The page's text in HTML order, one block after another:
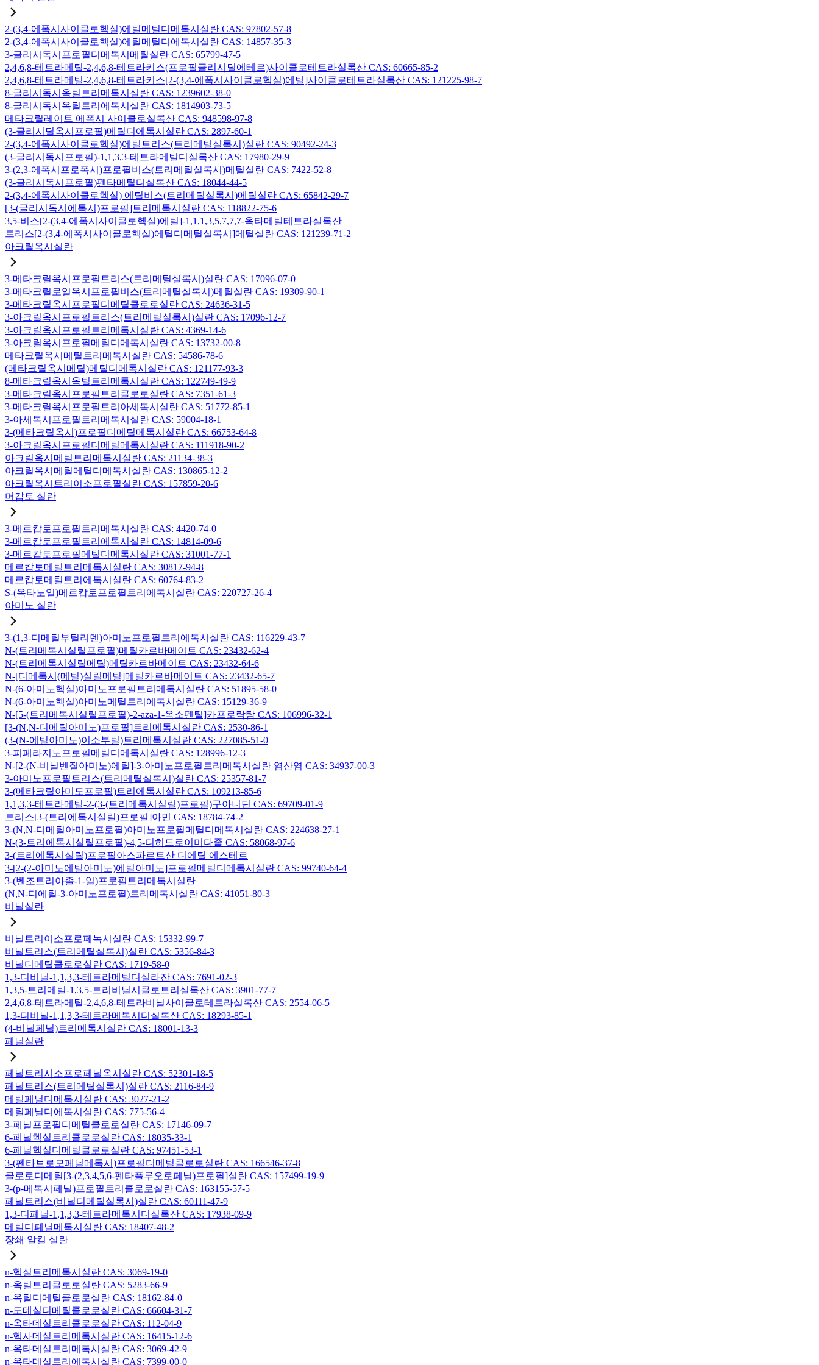
2-(3,4-에폭시사이클로헥실)에틸메틸디메톡시실란 CAS: 97802-57-8
2-(3,4-에폭시사이클로헥실)에틸메틸디에톡시실란 CAS: 14857-35-3
3-글리시독시프로필디메톡시메틸실란 CAS: 65799-47-5
2,4,6,8-테트라메틸-2,4,6,8-테트라키스(프로필글리시딜에테르)사이클로테트라실록산 CAS: 60665-85-2
2,4,6,8-테트라메틸-2,4,6,8-테트라키스[2-(3,4-에폭시사이클로헥실)에틸]사이클로테트라실록산 CAS: 121225-98-7
8-글리시독시옥틸트리메톡시실란 CAS: 1239602-38-0
8-글리시독시옥틸트리에톡시실란 CAS: 1814903-73-5
메타크릴레이트 에폭시 사이클로실록산 CAS: 948598-97-8
(3-글리시딜옥시프로필)메틸디에톡시실란 CAS: 2897-60-1
2-(3,4-에폭시사이클로헥실)에틸트리스(트리메틸실록시)실란 CAS: 90492-24-3
(3-글리시독시프로필)-1,1,3,3-테트라메틸디실록산 CAS: 17980-29-9
3-(2,3-에폭시프로폭시)프로필비스(트리메틸실록시)메틸실란 CAS: 7422-52-8
(3-글리시독시프로필)펜타메틸디실록산 CAS: 18044-44-5
2-(3,4-에폭시사이클로헥실) 에틸비스(트리메틸실록시)메틸실란 CAS: 65842-29-7
[3-(글리시독시에톡시)프로필]트리메톡시실란 CAS: 118822-75-6
3,5-비스[2-(3,4-에폭시사이클로헥실)에틸]-1,1,1,3,5,7,7,7-옥타메틸테트라실록산
트리스[2-(3,4-에폭시사이클로헥실)에틸디메틸실록시]메틸실란 CAS: 121239-71-2
아크릴옥시실란
3-메타크릴옥시프로필트리스(트리메틸실록시)실란 CAS: 17096-07-0
3-메타크릴로일옥시프로필비스(트리메틸실록시)메틸실란 CAS: 19309-90-1
3-메타크릴옥시프로필디메틸클로로실란 CAS: 24636-31-5
3-아크릴옥시프로필트리스(트리메틸실록시)실란 CAS: 17096-12-7
3-아크릴옥시프로필트리메톡시실란 CAS: 4369-14-6
3-아크릴옥시프로필메틸디메톡시실란 CAS: 13732-00-8
메타크릴옥시메틸트리메톡시실란 CAS: 54586-78-6
(메타크릴옥시메틸)메틸디메톡시실란 CAS: 121177-93-3
8-메타크릴옥시옥틸트리메톡시실란 CAS: 122749-49-9
3-메타크릴옥시프로필트리클로로실란 CAS: 7351-61-3
3-메타크릴옥시프로필트리아세톡시실란 CAS: 51772-85-1
3-아세톡시프로필트리메톡시실란 CAS: 59004-18-1
3-(메타크릴옥시)프로필디메틸메톡시실란 CAS: 66753-64-8
3-아크릴옥시프로필디메틸메톡시실란 CAS: 111918-90-2
아크릴옥시메틸트리메톡시실란 CAS: 21134-38-3
아크릴옥시메틸메틸디메톡시실란 CAS: 130865-12-2
아크릴옥시트리이소프로필실란 CAS: 157859-20-6
머캅토 실란
3-메르캅토프로필트리메톡시실란 CAS: 4420-74-0
3-메르캅토프로필트리에톡시실란 CAS: 14814-09-6
3-메르캅토프로필메틸디메톡시실란 CAS: 31001-77-1
메르캅토메틸트리메톡시실란 CAS: 30817-94-8
메르캅토메틸트리에톡시실란 CAS: 60764-83-2
S-(옥타노일)메르캅토프로필트리에톡시실란 CAS: 220727-26-4
아미노 실란
3-(1,3-디메틸부틸리덴)아미노프로필트리에톡시실란 CAS: 116229-43-7
N-(트리메톡시실릴프로필)메틸카르바메이트 CAS: 23432-62-4
N-(트리메톡시실릴메틸)메틸카르바메이트 CAS: 23432-64-6
N-[디메톡시(메틸)실릴메틸]메틸카르바메이트 CAS: 23432-65-7
N-(6-아미노헥실)아미노프로필트리메톡시실란 CAS: 51895-58-0
N-(6-아미노헥실)아미노메틸트리에톡시실란 CAS: 15129-36-9
N-[5-(트리메톡시실릴프로필)-2-aza-1-옥소펜틸]카프로락탐 CAS: 106996-32-1
[3-(N,N-디메틸아미노)프로필]트리메톡시실란 CAS: 2530-86-1
(3-(N-에틸아미노)이소부틸)트리메톡시실란 CAS: 227085-51-0
3-피페라지노프로필메틸디메톡시실란 CAS: 128996-12-3
N-[2-(N-비닐벤질아미노)에틸]-3-아미노프로필트리메톡시실란 염산염 CAS: 34937-00-3
3-아미노프로필트리스(트리메틸실록시)실란 CAS: 25357-81-7
3-(메타크릴아미도프로필)트리에톡시실란 CAS: 109213-85-6
1,1,3,3-테트라메틸-2-(3-(트리메톡시실릴)프로필)구아니딘 CAS: 69709-01-9
트리스[3-(트리에톡시실릴)프로필]아민 CAS: 18784-74-2
3-(N,N-디메틸아미노프로필)아미노프로필메틸디메톡시실란 CAS: 224638-27-1
N-(3-트리에톡시실릴프로필)-4,5-디히드로이미다졸 CAS: 58068-97-6
3-(트리에톡시실릴)프로필아스파르트산 디에틸 에스테르
3-[2-(2-아미노에틸아미노)에틸아미노]프로필메틸디메톡시실란 CAS: 99740-64-4
3-(벤조트리아졸-1-일)프로필트리메톡시실란
(N,N-디에틸-3-아미노프로필)트리메톡시실란 CAS: 41051-80-3
비닐실란
비닐트리이소프로페녹시실란 CAS: 15332-99-7
비닐트리스(트리메틸실록시)실란 CAS: 5356-84-3
비닐디메틸클로로실란 CAS: 1719-58-0
1,3-디비닐-1,1,3,3-테트라메틸디실라잔 CAS: 7691-02-3
1,3,5-트리메틸-1,3,5-트리비닐시클로트리실록산 CAS: 3901-77-7
2,4,6,8-테트라메틸-2,4,6,8-테트라비닐사이클로테트라실록산 CAS: 2554-06-5
1,3-디비닐-1,1,3,3-테트라메톡시디실록산 CAS: 18293-85-1
(4-비닐페닐)트리메톡시실란 CAS: 18001-13-3
페닐실란
페닐트리시소프로페닐옥시실란 CAS: 52301-18-5
페닐트리스(트리메틸실록시)실란 CAS: 2116-84-9
메틸페닐디메톡시실란 CAS: 3027-21-2
메틸페닐디에톡시실란 CAS: 775-56-4
3-페닐프로필디메틸클로로실란 CAS: 17146-09-7
6-페닐헥실트리클로로실란 CAS: 18035-33-1
6-페닐헥실디메틸클로로실란 CAS: 97451-53-1
3-(펜타브로모페닐메톡시)프로필디메틸클로로실란 CAS: 166546-37-8
클로로디메틸[3-(2,3,4,5,6-펜타플루오로페닐)프로필]실란 CAS: 157499-19-9
3-(p-메톡시페닐)프로필트리클로로실란 CAS: 163155-57-5
페닐트리스(비닐디메틸실록시)실란 CAS: 60111-47-9
1,3-디페닐-1,1,3,3-테트라메톡시디실록산 CAS: 17938-09-9
메틸디페닐메톡시실란 CAS: 18407-48-2
장쇄 알킬 실란
n-헥실트리메톡시실란 CAS: 3069-19-0
n-옥틸트리클로로실란 CAS: 5283-66-9
n-옥틸디메틸클로로실란 CAS: 18162-84-0
n-도데실디메틸클로로실란 CAS: 66604-31-7
n-옥타데실트리클로로실란 CAS: 112-04-9
n-헥사데실트리메톡시실란 CAS: 16415-12-6
n-옥타데실트리메톡시실란 CAS: 3069-42-9
n-옥타데실트리에톡시실란 CAS: 7399-00-0